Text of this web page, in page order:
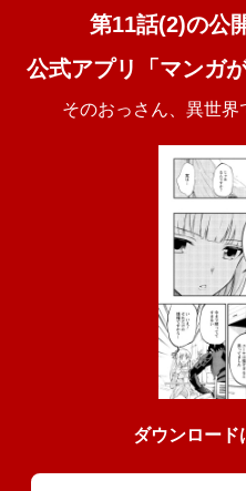
第11話(2)の公
公式アプリ「マンガ
そのおっさん、異世界
ダウンロード